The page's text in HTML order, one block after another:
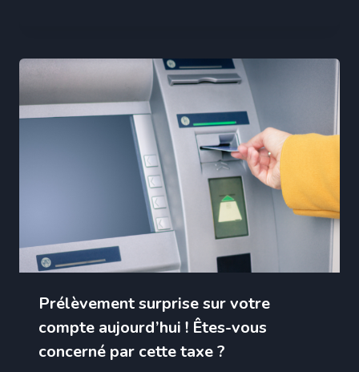
Prélèvement surprise sur votre
compte aujourd’hui ! Êtes-vous
concerné par cette taxe ?